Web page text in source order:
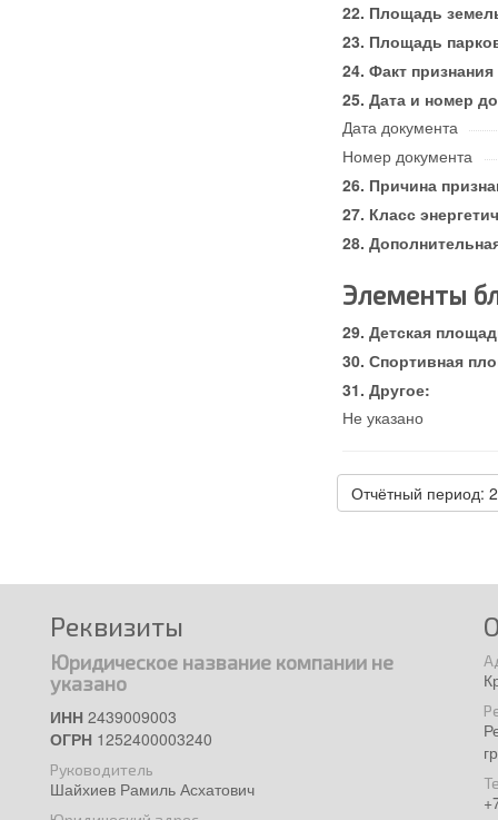
Площадь
Площадь
Факт
Дата и номер
Дата документа
Номер документа
Причина
Класс
Элементы
Детская
Спортивная
Другое:
Не указано
Отчётный период:
Реквизиты
Юридическое название компании не
указано
ИНН 2439009003
ОГРН 1252400003240
Руководитель
Шайхиев Рамиль Асхатович